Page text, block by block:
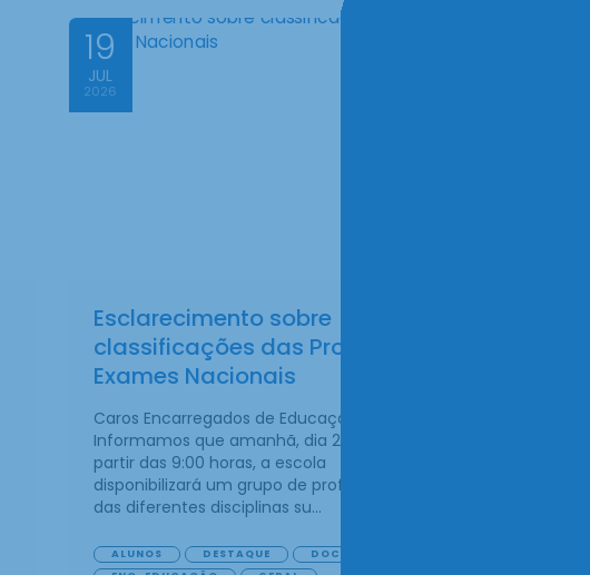
19
JUL
2026
Esclarecimento sobre
classificações das Provas e
Exames Nacionais
Caros Encarregados de Educação,
Informamos que amanhã, dia 20 de julho, a
partir das 9:00 horas, a escola
disponibilizará um grupo de professores,
das diferentes disciplinas su...
ALUNOS DESTAQUE
DOCENTES